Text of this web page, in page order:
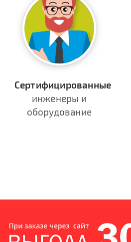
Сертифицированные
инженеры и
оборудование